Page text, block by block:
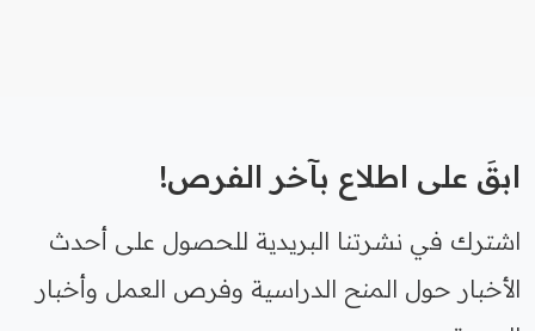
ابقَ على اطلاع بآخر الفرص!
اشترك في نشرتنا البريدية للحصول على أحدث
الأخبار حول المنح الدراسية وفرص العمل وأخبار